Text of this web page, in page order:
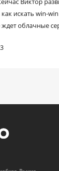
как искать win-
облачные